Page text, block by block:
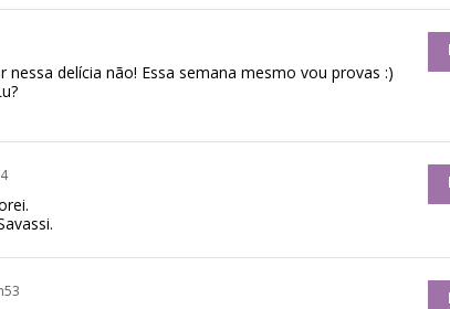
nessa delícia não! Essa semana mesmo vou provas :)